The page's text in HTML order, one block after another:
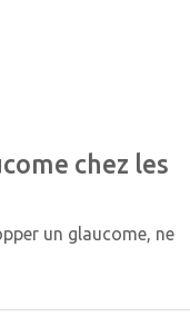
chez les
un glaucome, ne